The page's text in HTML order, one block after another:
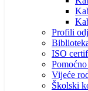
Profili
ISO
Vijeće
Školski